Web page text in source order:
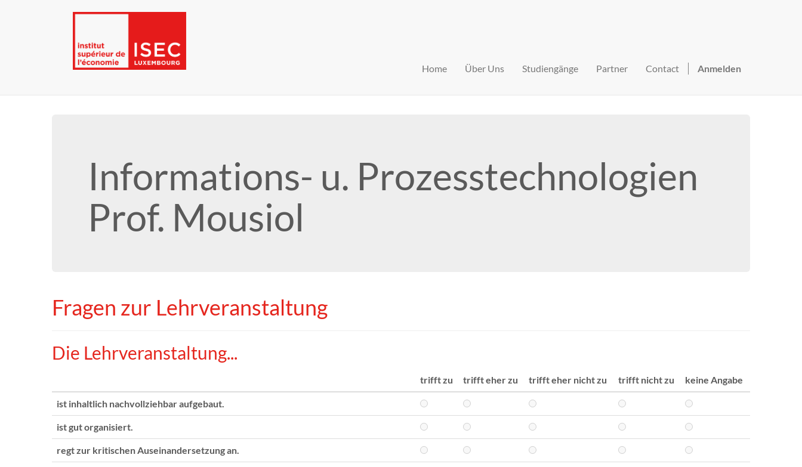
Home Über Uns Studiengänge Partner Contact Anmelden
Informations- u. Prozesstechnologien
Prof. Mousiol
Fragen zur Lehrveranstaltung
Die Lehrveranstaltung...
trifft zu trifft eher zu trifft eher nicht zu trifft nicht zu keine Angabe
ist inhaltlich nachvollziehbar aufgebaut.
ist gut organisiert.
regt zur kritischen Auseinandersetzung an.